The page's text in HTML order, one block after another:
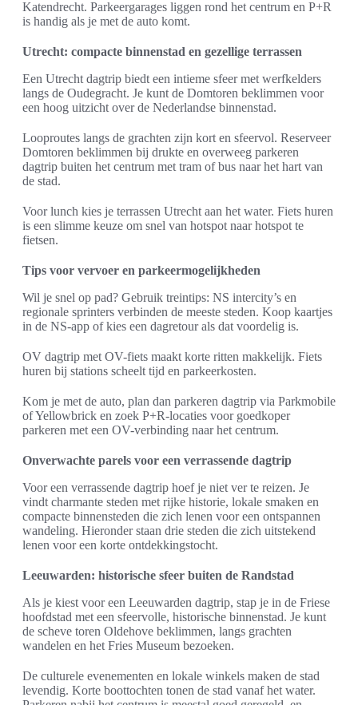
Katendrecht. Parkeergarages liggen rond het centrum en P+R
is handig als je met de auto komt.
Utrecht: compacte binnenstad en gezellige terrassen
Een Utrecht dagtrip biedt een intieme sfeer met werfkelders
langs de Oudegracht. Je kunt de Domtoren beklimmen voor
een hoog uitzicht over de Nederlandse binnenstad.
Looproutes langs de grachten zijn kort en sfeervol. Reserveer
Domtoren beklimmen bij drukte en overweeg parkeren
dagtrip buiten het centrum met tram of bus naar het hart van
de stad.
Voor lunch kies je terrassen Utrecht aan het water. Fiets huren
is een slimme keuze om snel van hotspot naar hotspot te
fietsen.
Tips voor vervoer en parkeermogelijkheden
Wil je snel op pad? Gebruik treintips: NS intercity’s en
regionale sprinters verbinden de meeste steden. Koop kaartjes
in de NS-app of kies een dagretour als dat voordelig is.
OV dagtrip met OV-fiets maakt korte ritten makkelijk. Fiets
huren bij stations scheelt tijd en parkeerkosten.
Kom je met de auto, plan dan parkeren dagtrip via Parkmobile
of Yellowbrick en zoek P+R-locaties voor goedkoper
parkeren met een OV-verbinding naar het centrum.
Onverwachte parels voor een verrassende dagtrip
Voor een verrassende dagtrip hoef je niet ver te reizen. Je
vindt charmante steden met rijke historie, lokale smaken en
compacte binnensteden die zich lenen voor een ontspannen
wandeling. Hieronder staan drie steden die zich uitstekend
lenen voor een korte ontdekkingstocht.
Leeuwarden: historische sfeer buiten de Randstad
Als je kiest voor een Leeuwarden dagtrip, stap je in de Friese
hoofdstad met een sfeervolle, historische binnenstad. Je kunt
de scheve toren Oldehove beklimmen, langs grachten
wandelen en het Fries Museum bezoeken.
De culturele evenementen en lokale winkels maken de stad
levendig. Korte boottochten tonen de stad vanaf het water.